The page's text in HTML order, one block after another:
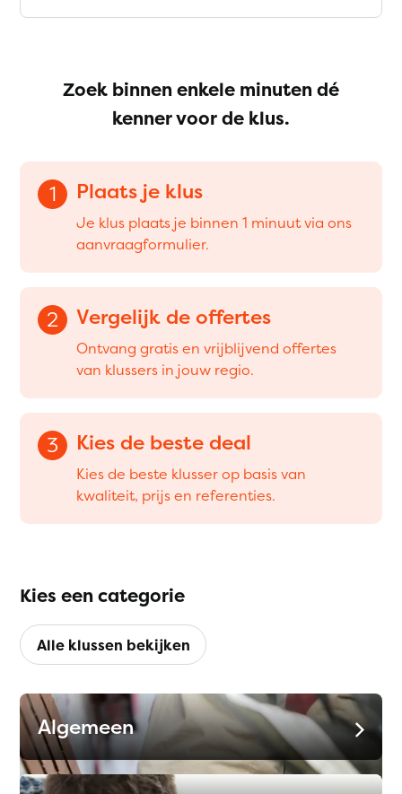
Zoek binnen enkele minuten dé
kenner voor de klus.
1 Plaats je klus
Je klus plaats je binnen 1 minuut via ons
aanvraagformulier.
2 Vergelijk de offertes
Ontvang gratis en vrijblijvend offertes
van klussers in jouw regio.
3 Kies de beste deal
Kies de beste klusser op basis van
kwaliteit, prijs en referenties.
Kies een categorie
Alle klussen bekijken
Algemeen